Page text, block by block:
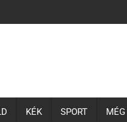
legnagyobb problémái
KÉK SPORT